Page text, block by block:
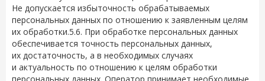
Не допускается избыточность обрабатываемых
персональных данных по отношению к заявленным целям
их обработки.5.6. При обработке персональных данных
обеспечивается точность персональных данных,
их достаточность, а в необходимых случаях
и актуальность по отношению к целям обработки